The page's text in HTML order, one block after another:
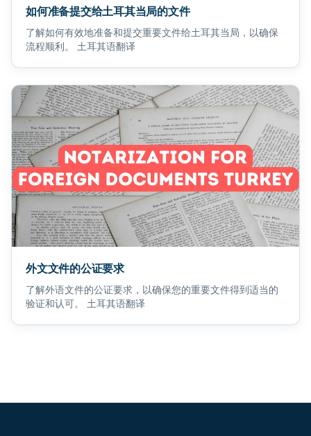
如何准备提交给土耳其当局的文件
了解如何有效地准备和提交重要文件给土耳其当局，以确保
流程顺利。 土耳其语翻译
外文文件的公证要求
了解外语文件的公证要求，以确保您的重要文件得到适当的
验证和认可。 土耳其语翻译